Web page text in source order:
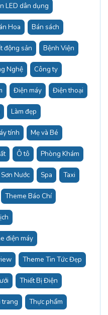
LED dân dụng
Hoa Bán sách
động sản Bệnh Viện
Nghệ Công ty
Điện máy Điện thoại
Làm đẹp
tính Mẹ và Bé
Ô tô Phòng Khám
Sơn Nước Spa Taxi
Theme Báo Chí
điện máy
Theme Tin Tức Đẹp
Thiết Bị Điện
trang Thực phẩm